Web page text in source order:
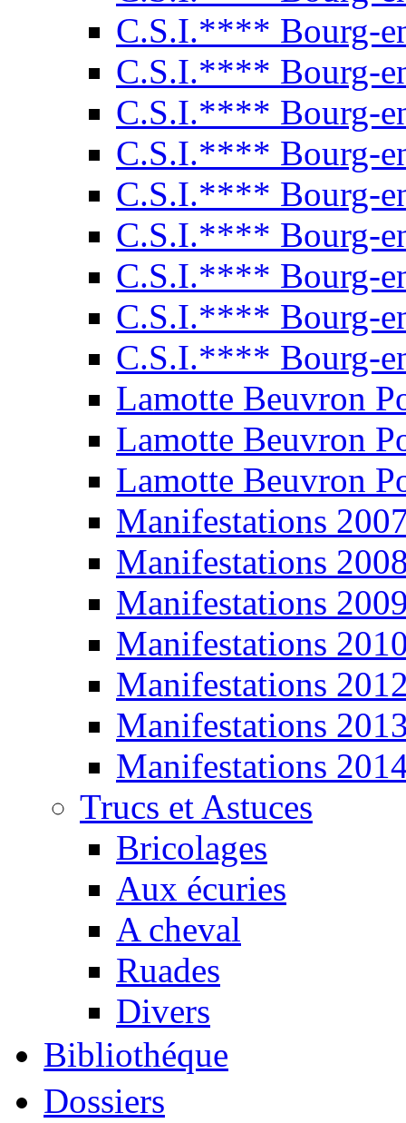
C.S.I.**** Bourg-
C.S.I.**** Bourg-
C.S.I.**** Bourg-
C.S.I.**** Bourg-
C.S.I.**** Bourg-
C.S.I.**** Bourg-
C.S.I.**** Bourg-
C.S.I.**** Bourg-
C.S.I.**** Bourg-
Lamotte Beuvron
Lamotte Beuvron
Lamotte Beuvron
Manifestations
Manifestations
Manifestations
Manifestations
Manifestations
Manifestations
Manifestations
Trucs et Astuces
Bricolages
Aux écuries
A cheval
Ruades
Divers
Bibliothéque
Dossiers